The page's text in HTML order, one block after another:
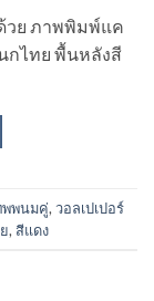
วย ภาพพิมพ์แค
กไทย พื้นหลังสี
พพนมคู่, วอลเปเปอร์
, สีแดง